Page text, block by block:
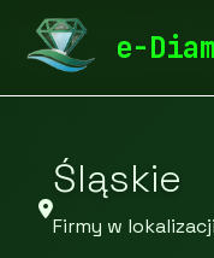
e-
diamentspa.pl
Śląskie
Firmy w